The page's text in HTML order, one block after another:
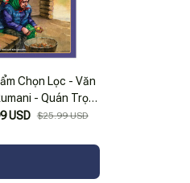
Chọn Lọc - Văn
- Quán Trọ
(Tái Bản 2024)
USD $25.99 USD